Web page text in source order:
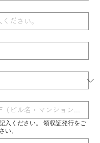
入ください。 領収証発行をご
い。